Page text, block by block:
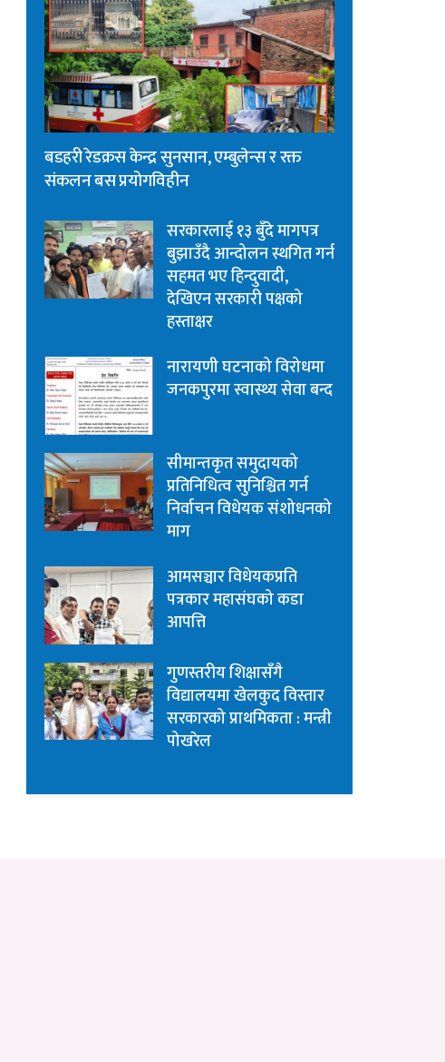
बडहरी रेडक्रस केन्द्र सुनसान, एम्बुलेन्स र रक्त
संकलन बस प्रयोगविहीन
सरकारलाई १३ बुँदे मागपत्र
बुझाउँदै आन्दोलन स्थगित गर्न
सहमत भए हिन्दुवादी,
देखिएन सरकारी पक्षको
हस्ताक्षर
नारायणी घटनाको विरोधमा
जनकपुरमा स्वास्थ्य सेवा बन्द
सीमान्तकृत समुदायको
प्रतिनिधित्व सुनिश्चित गर्न
निर्वाचन विधेयक संशोधनको
माग
आमसञ्चार विधेयकप्रति
पत्रकार महासंघको कडा
आपत्ति
गुणस्तरीय शिक्षासँगै
विद्यालयमा खेलकुद विस्तार
सरकारको प्राथमिकता : मन्त्री
पोखरेल